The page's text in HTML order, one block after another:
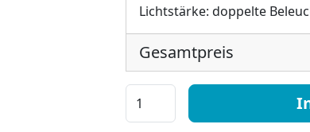
Lichtstärke: doppelte
Gesamtpreis
Spiegel mit Ablage aus Holz